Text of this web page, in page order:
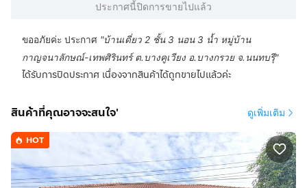
ประกาศนี้ปิดการขายไปแล้ว
ขออภัยค่ะ ประกาศ "บ้านเดี่ยว 2 ชั้น 3 นอน 3 น้ำ หมู่บ้าน
กาญจนาลักษณ์-เทพศิรินทร์ ต.บางคูเวียง อ.บางกรวย จ.นนทบรุี"
ได้รับการปิดประกาศ เนื่องจากสินค้าได้ถูกขายไปแล้วค่ะ
สินค้าที่คุณอาจจะสนใจ' ดูเพิ่มเติม
HOT